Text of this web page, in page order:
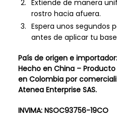
Extiende de manera
rostro hacia afuera.
Espera unos segundos
antes de aplicar tu
País de origen e importador:
Hecho en China –
en Colombia por
Atenea Enterprise SAS.
INVIMA: NSOC93756-19CO